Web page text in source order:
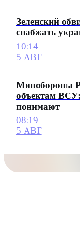
Зеленский
снабжать
10:14
5 АВГ
Минобороны
объектам ВСУ:
понимают
08:19
5 АВГ